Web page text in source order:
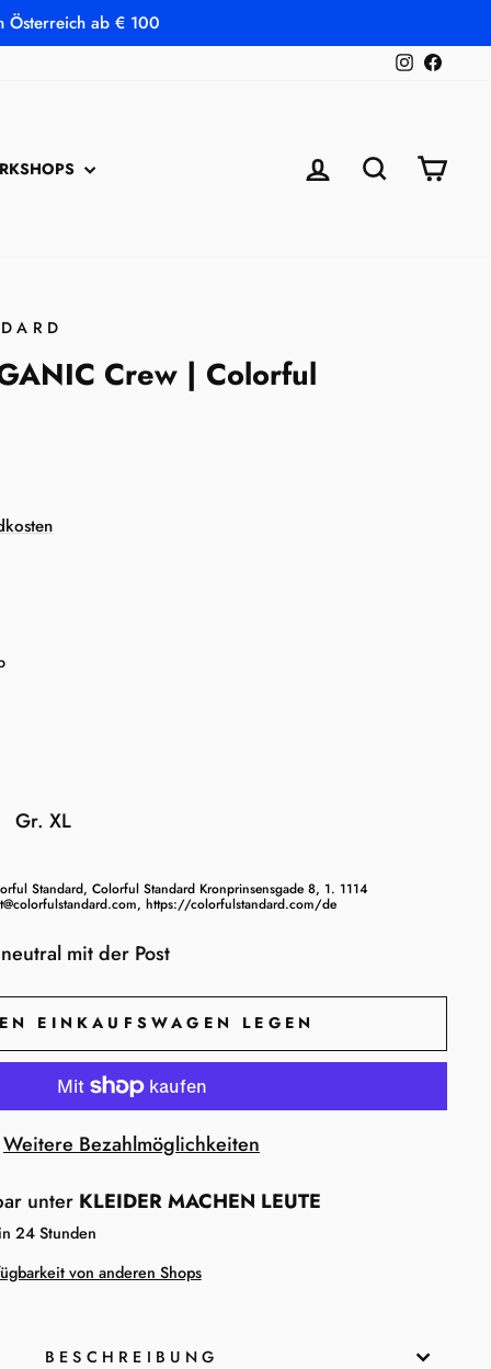
Österreich ab € 100
Instagram
EINLOGGENSUCHE
Crew | Colorful
Gr. XL
Standard, Colorful Standard Kronprinsensgade 8, 1. 1114
https://colorfulstandard.com/de
mit der Post
EINKAUFSWAGEN LEGEN
Weitere Bezahlmöglichkeiten
unter KLEIDER MACHEN LEUTE
24 Stunden
von anderen Shops
BESCHREIBUNG